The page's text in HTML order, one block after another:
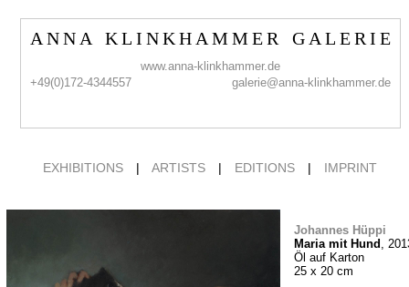
A N N A K L I N K H A M M E R G A L E R I E
www.anna-klinkhammer.de
+49(0)172-4344557
galerie@anna-klinkhammer.de
EXHIBITIONS | ARTISTS | EDITIONS | IMPRINT
Johannes Hüppi
Maria mit Hund ,
Öl auf Karton
25 x 20 cm